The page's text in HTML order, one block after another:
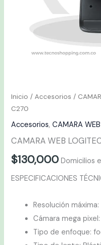
Inicio /Accesorios /
C270
Accesorios,CAMARA WEB
CAMARA WEB
$130,000 Domicilios
ESPECIFICACIONES
Resolución
Cámara mega
Tipo de enfoque: